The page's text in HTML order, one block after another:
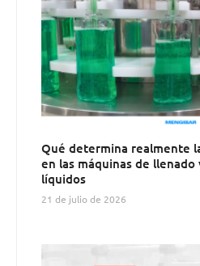
Qué determina realmente
en las máquinas de
líquidos
21 de julio de 2026